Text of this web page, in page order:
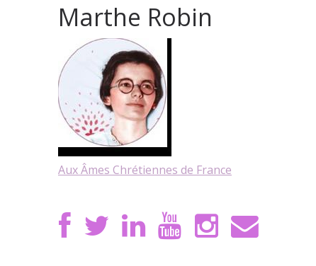
Marthe Robin
Aux Âmes Chrétiennes de France